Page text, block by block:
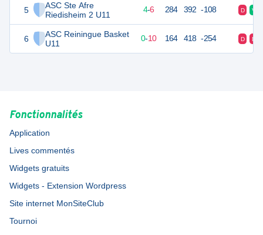
5
ASC Ste Afre
Riedisheim 2 U11
6
ASC Reiningue Basket
U11
14 4-6 284 392 -108 D V
10 10 0-10 164 418 -254 D D
Fonctionnalités
Application
Lives commentés
Widgets gratuits
Widgets - Extension Wordpress
Site internet MonSiteClub
Tournoi